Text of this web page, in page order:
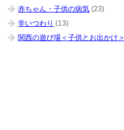
赤ちゃん・子供の病気 (23)
辛いつわり (13)
関西の遊び場＜子供とお出かけ＞